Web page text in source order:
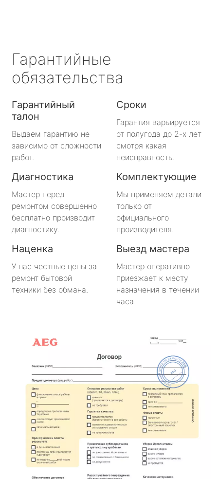
Гарантийные
обязательства
Гарантийный
талон
Выдаем гарантию не
зависимо от сложности
работ.
Сроки
Гарантия варьируется
от полугода до 2-х лет
смотря какая
неисправность.
Диагностика
Мастер перед
ремонтом совершенно
бесплатно производит
диагностику.
Комплектующие
Мы применяем детали
только от
официального
производителя.
Наценка
У нас честные цены за
ремонт бытовой
техники без обмана.
Выезд мастера
Мастер оперативно
приезжает к месту
назначения в течении
часа.